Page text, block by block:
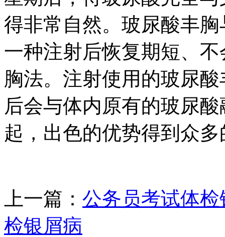
得非常自然。玻尿酸丰
一种注射后恢复期短、
胸法。注射使用的玻尿
后会与体内原有的玻尿
起，出色的优势得到众
上一篇： 公务员考试体检
检银屑病